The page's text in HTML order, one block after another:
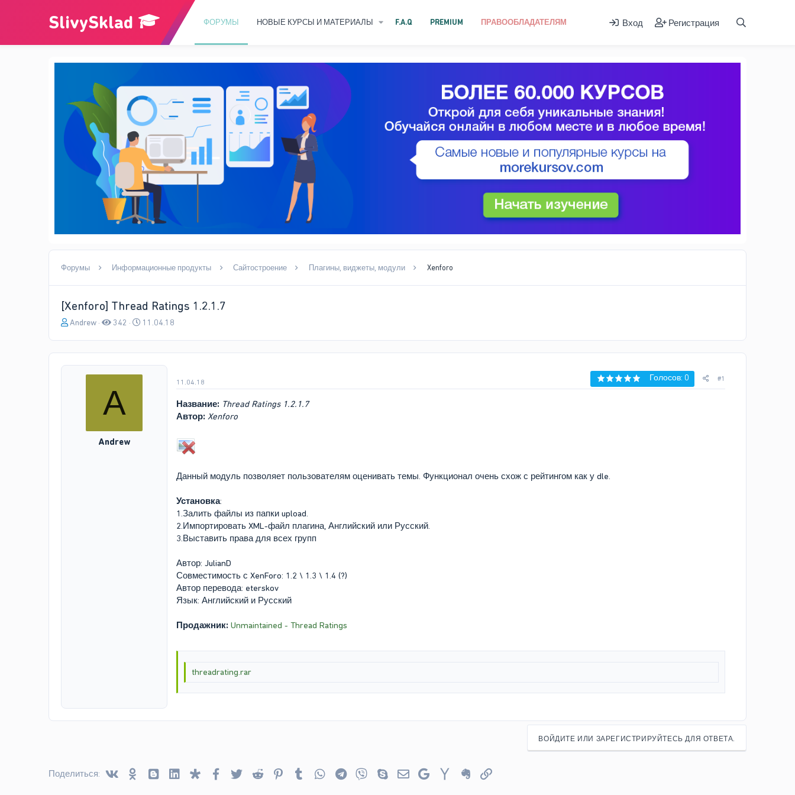
ФОРУМЫ НОВЫЕ КУРСЫ И МАТЕРИАЛЫ F.A.Q PREMIUM ПРАВООБЛАДАТЕЛЯМ Вход Регистрация
Форумы Информационные продукты Сайтостроение Плагины, виджеты, модули Xenforo
[Xenforo] Thread Ratings 1.2.1.7
А
о
р
Andrew 342
Д
а
н
а
11.04.18
A
Andrew
11.04.18 Голосов: 0 #1
Название: Thread Ratings 1.2.1.7
Автор: Xenforo
Данный модуль позволяет пользователям оценивать темы. Функционал очень схож с рейтингом как у dle.
Установка:
1.Залить файлы из папки upload.
2.Импортировать XML-файл плагина, Английский или Русский.
3.Выставить права для всех групп
Автор: JulianD
Совместимость с XenForo: 1.2 \ 1.3 \ 1.4 (?)
Автор перевода: eterskov
Язык: Английский и Русский
Продажник: Unmaintained - Thread Ratings
threadrating.rar
ВОЙДИТЕ ИЛИ ЗАРЕГИСТРИРУЙТЕСЬ ДЛЯ ОТВЕТА.
Поделиться: VkontakteOdnoklassniki
BloggerLinked InDiasporaFacebook
TwitterReddit PinterestTumblr WhatsAppTelegram
Viber SkypeЭлектронная почта
Google Yahoo EvernoteСсылка